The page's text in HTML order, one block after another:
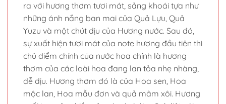
ra với hương thơm tươi mát, sảng khoái tựa như
những ánh nắng ban mai của Quả Lựu, Quả
Yuzu và một chút dịu của Hương nước. Sau đó,
sự xuất hiện tươi mát của note hương đầu tiên thì
chủ điểm chính của nước hoa chính là hương
thơm của các loài hoa đang lan tỏa nhẹ nhàng,
dễ dịu. Hương thơm đó là của Hoa sen, Hoa
mộc lan, Hoa mẫu đơn và quả mâm xôi. Hương